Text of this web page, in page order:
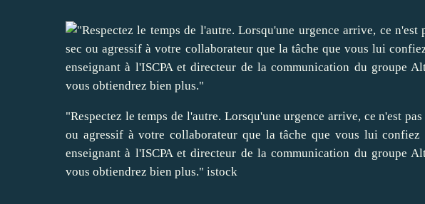
"Respectez le temps de l'autre. Lorsqu'une urgence arrive, ce n'est
ou agressif à votre collaborateur que la tâche que vous lui
enseignant à l'ISCPA et directeur de la communication du groupe
vous obtiendrez bien plus." istock